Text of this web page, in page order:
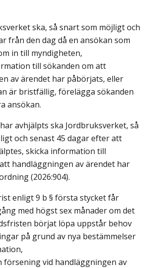
ska, så snart som möjligt och
från den dag då en ansökan som
in till myndigheten,
till sökanden om att
av ärendet har påbörjats, eller
är bristfällig, förelägga sökanden
ansökan.
avhjälpts ska Jordbruksverket, så
och senast 45 dagar efter att
skicka information till
handläggningen av ärendet har
(2026:904).
enligt 9 b § första stycket får
med högst sex månader om det
börjat löpa uppstår behov
på grund av nya bestämmelser
försening vid handläggningen av